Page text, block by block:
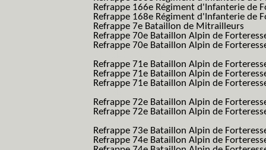
Refrappe 166e Régiment d'Infanterie de
Refrappe 168e Régiment d'Infanterie de
Refrappe 7e Bataillon de Mitrailleurs
Refrappe 70e Bataillon Alpin de
Refrappe 70e Bataillon Alpin de
Refrappe 71e Bataillon Alpin de
Refrappe 71e Bataillon Alpin de
Refrappe 71e Bataillon Alpin de
Refrappe 72e Bataillon Alpin de
Refrappe 72e Bataillon Alpin de
Refrappe 73e Bataillon Alpin de
Refrappe 74e Bataillon Alpin de